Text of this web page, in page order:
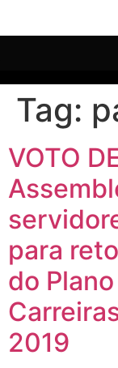
Tag:
VOTO
para
do
2019